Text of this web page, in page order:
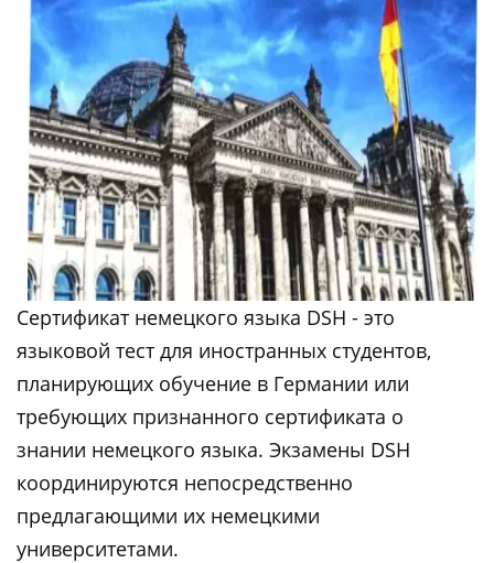
Сертификат немецкого языка DSH - это
языковой тест для иностранных студентов,
планирующих обучение в Германии или
требующих признанного сертификата о
знании немецкого языка. Экзамены DSH
координируются непосредственно
предлагающими их немецкими
университетами.